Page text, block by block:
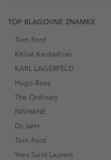
TOP BLAGOVNE ZNAMKE
Tom Ford
Khloé Kardashian
KARL LAGERFELD
Hugo Boss
The Ordinary
NISHANE
Dr.Jart+
Tom Ford
Yves Saint Laurent